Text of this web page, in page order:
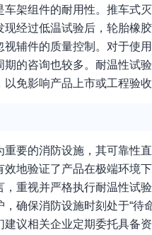
车架组件的耐用性。推车式
现经过低温试验后，轮胎橡
视辅件的质量控制。对于使
期的咨询也较多。耐温性试
以免影响产品上市或工程验
重要的消防设施，其可靠性
效地验证了产品在极端环境
，重视并严格执行耐温性试
，确保消防设施时刻处于“
建议相关企业定期委托具备